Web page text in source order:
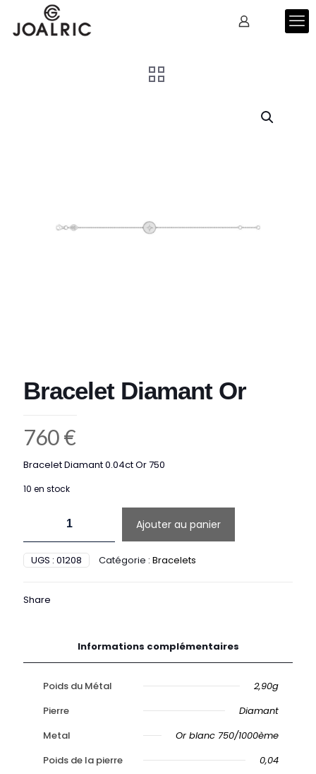
Bracelet Diamant Or
760€
Bracelet Diamant 0.04ct Or 750
10 en stock
Bracelet
Diamant
Or
Ajouter au panier
UGS : 01208 Catégorie : Bracelets
Share
Informations complémentaires
Poids du Métal
2,90g
Pierre
Diamant
Metal
Or blanc 750/1000ème
Poids de la pierre
0,04